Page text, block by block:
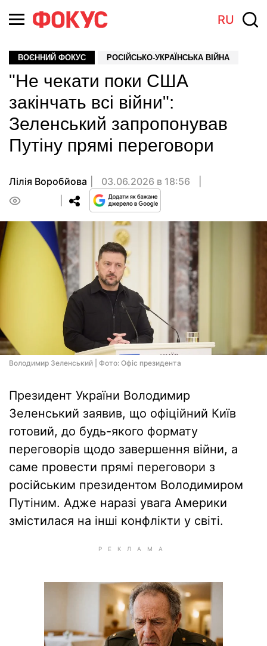
RU
ВОЄННИЙ ФОКУС РОСІЙСЬКО-УКРАЇНСЬКА ВІЙНА
"Не чекати поки США
закінчать всі війни":
Зеленський запропонував
Путіну прямі переговори
Лілія Воробйова
03.06.2026 в 18:56
Володимир Зеленський | Фото: Офіс президента
Президент України Володимир
Зеленський заявив, що офіційний Київ
готовий, до будь-якого формату
переговорів щодо завершення війни, а
саме провести прямі переговори з
російським президентом Володимиром
Путіним. Адже наразі увага Америки
змістилася на інші конфлікти у світі.